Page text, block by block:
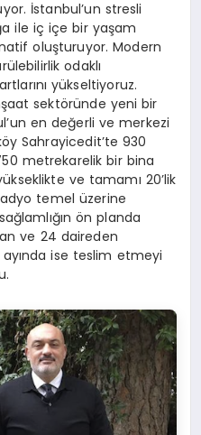
İstanbul’un stresli
ile iç içe bir yaşam
oluşturuyor. Modern
odaklı
yükseltiyoruz.
sektöründe yeni bir
en değerli ve merkezi
Sahrayicedit’te 930
metrekarelik bir bina
ve tamamı 20’lik
temel üzerine
ön planda
ve 24 daireden
ayında ise teslim etmeyi